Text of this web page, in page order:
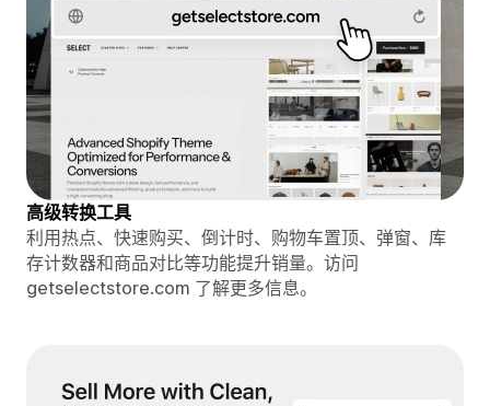
高级转换工具
利用热点、快速购买、倒计时、购物车置顶、弹窗、库
存计数器和商品对比等功能提升销量。访问
getselectstore.com 了解更多信息。